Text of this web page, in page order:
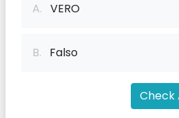
A. VERO
B. Falso
Check